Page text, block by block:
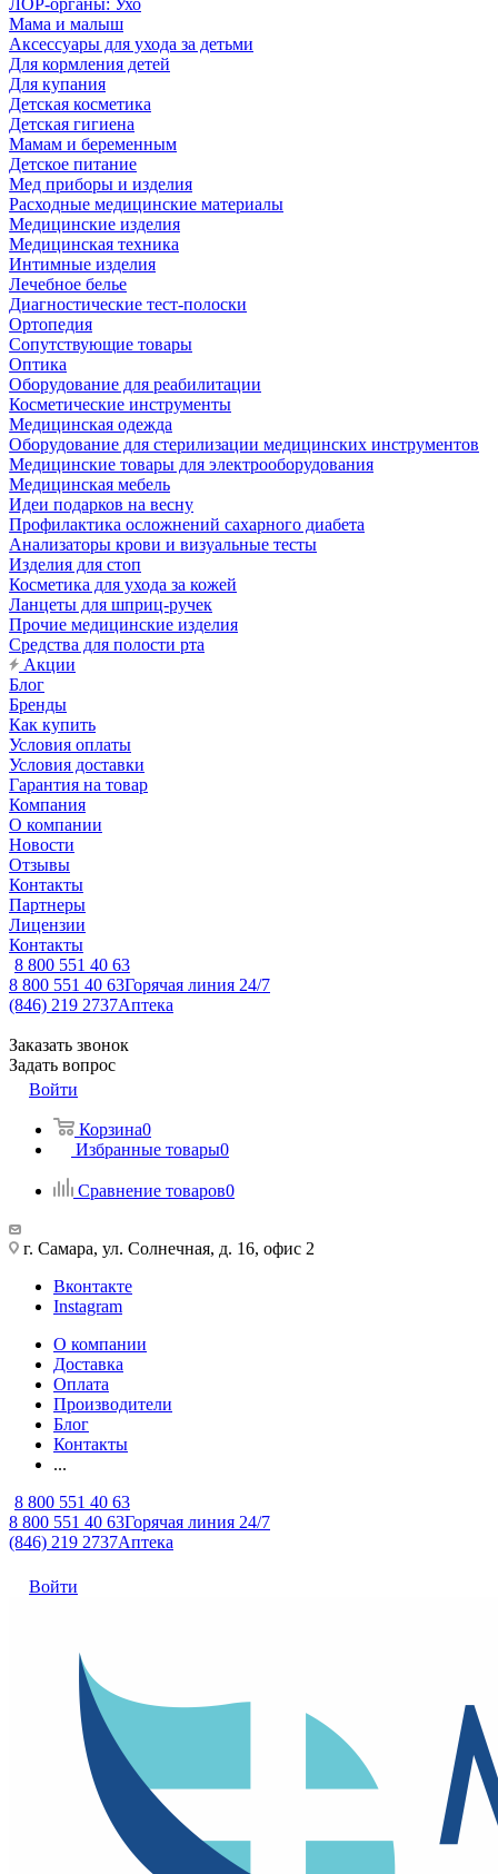
ЛОР-органы: Ухо
Мама и малыш
Аксессуары для ухода за детьми
Для кормления детей
Для купания
Детская косметика
Детская гигиена
Мамам и беременным
Детское питание
Мед приборы и изделия
Расходные медицинские материалы
Медицинские изделия
Медицинская техника
Интимные изделия
Лечебное белье
Диагностические тест-полоски
Ортопедия
Сопутствующие товары
Оптика
Оборудование для реабилитации
Косметические инструменты
Медицинская одежда
Оборудование для стерилизации медицинских инструментов
Медицинские товары для электрооборудования
Медицинская мебель
Идеи подарков на весну
Профилактика осложнений сахарного диабета
Анализаторы крови и визуальные тесты
Изделия для стоп
Косметика для ухода за кожей
Ланцеты для шприц-ручек
Прочие медицинские изделия
Средства для полости рта
Акции
Блог
Бренды
Как купить
Условия оплаты
Условия доставки
Гарантия на товар
Компания
О компании
Новости
Отзывы
Контакты
Партнеры
Лицензии
Контакты
8 800 551 40 63
8 800 551 40 63Горячая линия 24/7
(846) 219 2737Аптека
Заказать звонок
Задать вопрос
Войти
Корзина0
Избранные товары0
Сравнение товаров0
г. Самара, ул. Солнечная, д. 16, офис 2
Вконтакте
Instagram
О компании
Доставка
Оплата
Производители
Блог
Контакты
...
8 800 551 40 63
8 800 551 40 63Горячая линия 24/7
(846) 219 2737Аптека
Войти